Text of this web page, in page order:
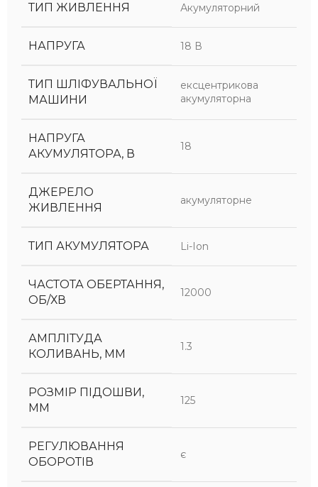
ТИП ЖИВЛЕННЯ Акумуляторний
НАПРУГА 18 В
ТИП ШЛІФУВАЛЬНОЇ
МАШИНИ
ексцентрикова
акумуляторна
НАПРУГА
АКУМУЛЯТОРА, В
18
ДЖЕРЕЛО
ЖИВЛЕННЯ
акумуляторне
ТИП АКУМУЛЯТОРА Li-Ion
ЧАСТОТА ОБЕРТАННЯ,
ОБ/ХВ
12000
АМПЛІТУДА
КОЛИВАНЬ, ММ
1.3
РОЗМІР ПІДОШВИ,
ММ
125
РЕГУЛЮВАННЯ
ОБОРОТІВ
є